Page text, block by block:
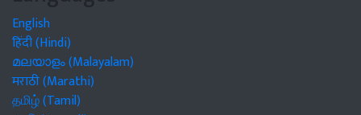
English
हिंदी (Hindi)
മലയാളം (Malayalam)
मराठी (Marathi)
தமிழ் (Tamil)